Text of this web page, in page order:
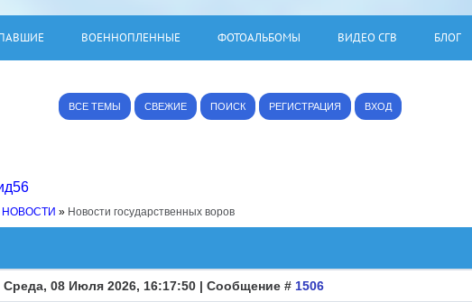
ВОЕННОПЛЕННЫЕ ФОТОАЛЬБОМЫ ВИДЕО СГВ БЛОГ
ВСЕ ТЕМЫ СВЕЖИЕ ПОИСК РЕГИСТРАЦИЯ ВХОД
НОВОСТИ » Новости государственных воров
Среда, 08 Июля 2026, 16:17:50 | Сообщение # 1506